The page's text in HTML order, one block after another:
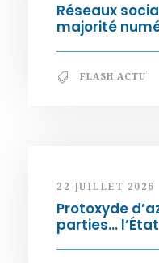
Réseaux
majorité
FLASH ACTU
22 JUILLET 2026
Protoxyde
parties…